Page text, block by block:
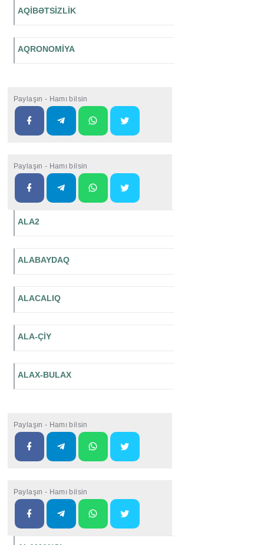
AQİBƏTSİZLİK
AQRONOMİYA
Paylaşın - Hamı bilsin
Paylaşın - Hamı bilsin
ALA2
ALABAYDAQ
ALACALIQ
ALA-ÇİY
ALAX-BULAX
Paylaşın - Hamı bilsin
Paylaşın - Hamı bilsin